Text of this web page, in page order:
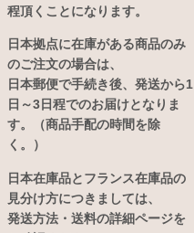
程頂くことになります。
日本拠点に在庫がある商品のみ
のご注文の場合は、
日本郵便で手続き後、発送から1
日～3日程でのお届けとなりま
す。（商品手配の時間を除
く。）
日本在庫品とフランス在庫品の
見分け方につきましては、
発送方法・送料の詳細ページを